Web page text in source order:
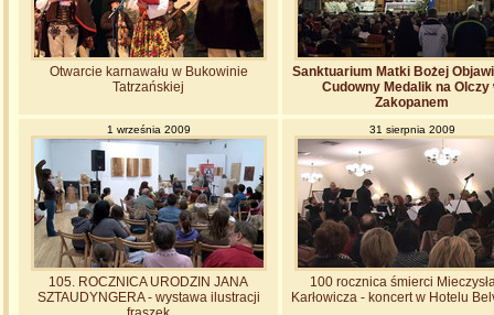
Otwarcie karnawału w Bukowinie
Tatrzańskiej
Sanktuarium Matki Bożej
Cudowny Medalik na Olczy
Zakopanem
1 września 2009
105. ROCZNICA URODZIN JANA
SZTAUDYNGERA - wystawa ilustracji
31 sierpnia 2009
100 rocznica śmierci
Karłowicza - koncert w Hotelu